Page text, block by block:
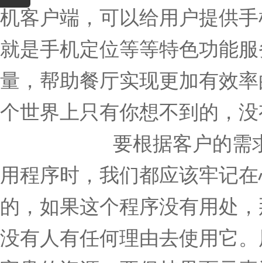
机客户端，可以给用户提供
就是手机定位等等特色功能
量，帮助餐厅实现更加有效
个世界上只有你想不到的，
要根据客户的需
用程序时，我们都应该牢记
的，如果这个程序没有用处
没有人有任何理由去使用它